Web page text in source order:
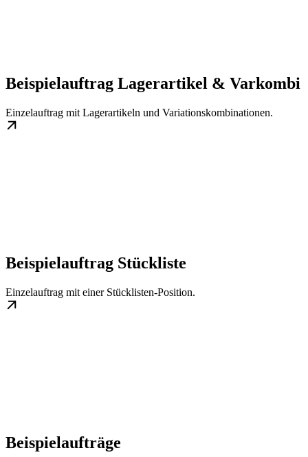
Beispielauftrag Lagerartikel & Varkombi
Einzelauftrag mit Lagerartikeln und Variationskombinationen.
Beispielauftrag Stückliste
Einzelauftrag mit einer Stücklisten-Position.
Beispielaufträge